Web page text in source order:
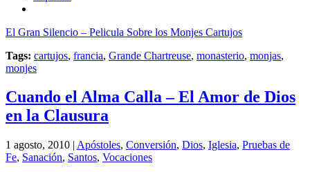
El Gran Silencio – Pelicula Sobre los Monjes Cartujos
Tags: cartujos, francia, Grande Chartreuse, monasterio, monjas,
monjes
Cuando el Alma Calla – El Amor de Dios
en la Clausura
1 agosto, 2010 | Apóstoles, Conversión, Dios, Iglesia, Pruebas de
Fe, Sanación, Santos, Vocaciones